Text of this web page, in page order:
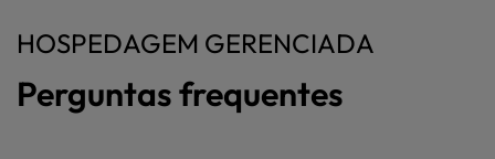
HOSPEDAGEM GERENCIADA
Perguntas frequentes